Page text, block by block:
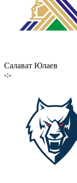
Салават Юлаев
-:-